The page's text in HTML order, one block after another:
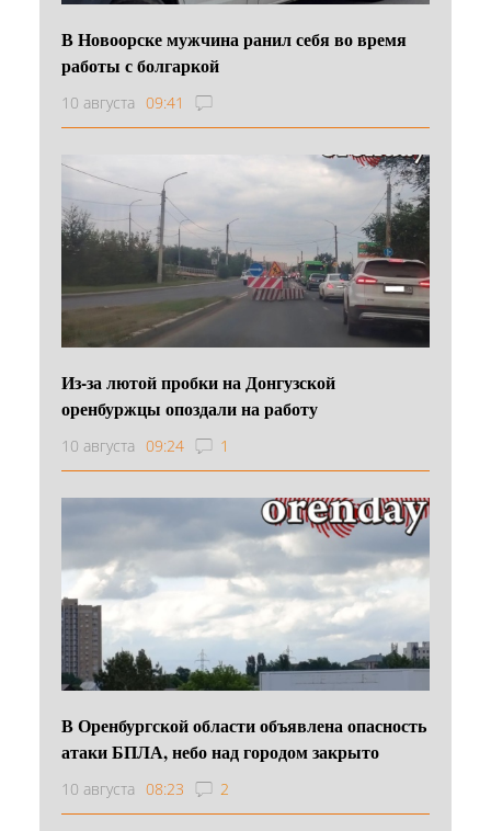
В Новоорске мужчина ранил себя во время
работы с болгаркой
10 августа 09:41
Из-за лютой пробки на Донгузской
оренбуржцы опоздали на работу
10 августа 09:24 1
В Оренбургской области объявлена опасность
атаки БПЛА, небо над городом закрыто
10 августа 08:23 2